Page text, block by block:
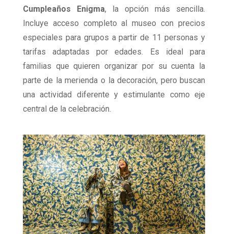
Cumpleaños Enigma, la opción más sencilla.
Incluye acceso completo al museo con precios
especiales para grupos a partir de 11 personas y
tarifas adaptadas por edades. Es ideal para
familias que quieren organizar por su cuenta la
parte de la merienda o la decoración, pero buscan
una actividad diferente y estimulante como eje
central de la celebración.